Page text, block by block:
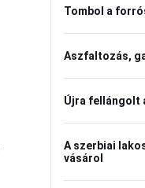
Tombol a
Aszfaltozás,
Újra fellángolt
A szerbiai
vásárol